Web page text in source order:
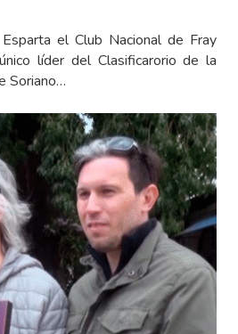
el Club Nacional de Fray
líder del Clasificarorio de la
Soriano…